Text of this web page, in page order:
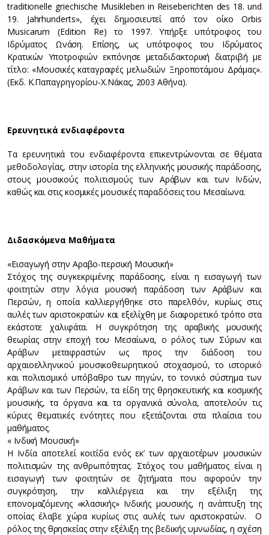
traditionelle griechische Musikleben in Reiseberichten des 18. und
19. Jahrhunderts», έχει δημοσιευτεί από τον οίκο Orbis
Musicarum (Edition Re) το 1997. Υπήρξε υπότροφος του
Ιδρύματος Ωνάση. Επίσης, ως υπότροφος του Ιδρύματος
Κρατικών Υποτροφιών εκπόνησε μεταδιδακτορική διατριβή με
τίτλο: «Μουσικές καταγραφές μελωδιών Ξηροποτάμου Δράμας».
(Εκδ. Κ.Παπαγρηγορίου-Χ.Νάκας, 2003 Αθήνα).
Ερευνητικά ενδιαφέροντα
Τα ερευνητικά του ενδιαφέροντα επικεντρώνονται σε θέματα
μεθοδολογίας, στην ιστορία της ελληνικής μουσικής παράδοσης,
στους μουσικούς πολιτισμούς των Αράβων και των Ινδών,
καθώς και στις κοσμικές μουσικές παραδόσεις του Μεσαίωνα.
Διδασκόμενα Μαθήματα
«Εισαγωγή στην Αραβο-περσική Μουσική»
Στόχος της συγκεκριμένης παράδοσης, είναι η εισαγωγή των
φοιτητών στην λόγια μουσική παράδοση των Αράβων και
Περσών, η οποία καλλιεργήθηκε στο παρελθόν, κυρίως στις
αυλές των αριστοκρατών και εξελίχθη με διαφορετικό τρόπο στα
εκάστοτε χαλιφάτα. Η συγκρότηση της αραβικής μουσικής
θεωρίας στην εποχή του Μεσαίωνα, ο ρόλος των Σύρων και
Αράβων μεταφραστών ως προς την διάδοση του
αρχαιοελληνικού μουσικοθεωρητικού στοχασμού, το ιστορικό
και πολιτισμικό υπόβαθρο των πηγών, το τονικό σύστημα των
Αράβων και των Περσών, τα είδη της θρησκευτικής και κοσμικής
μουσικής, τα όργανα και τα οργανικά σύνολα, αποτελούν τις
κύριες θεματικές ενότητες που εξετάζονται στα πλαίσια του
μαθήματος.
« Ινδική Μουσική»
Η Ινδία αποτελεί κοιτίδα ενός εκ’ των αρχαιοτέρων μουσικών
πολιτισμών της ανθρωπότητας. Στόχος του μαθήματος είναι η
εισαγωγή των φοιτητών σε ζητήματα που αφορούν την
συγκρότηση, την καλλιέργεια και την εξέλιξη της
επονομαζόμενης «κλασικής» Ινδικής μουσικής, η ανάπτυξη της
οποίας έλαβε χώρα κυρίως στις αυλές των αριστοκρατών. Ο
ρόλος της θρησκείας στην εξέλιξη της βεδικής υμνωδίας, η σχέση